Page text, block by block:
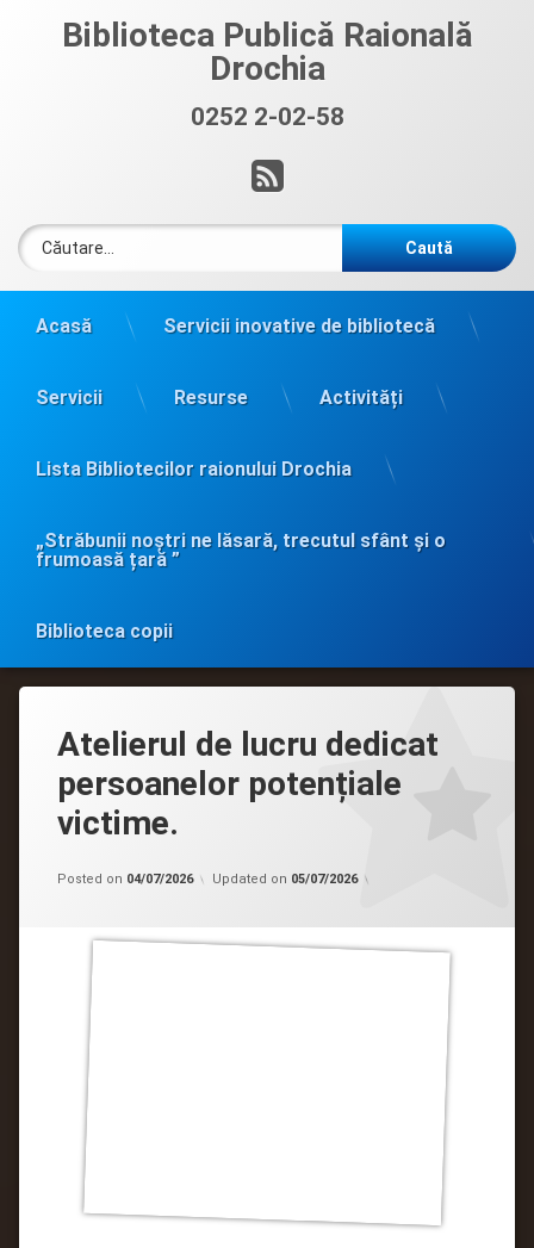
Biblioteca Publică Raională
Drochia
0252 2-02-58
RSS
Caută după:
Acasă Servicii inovative de bibliotecă
Servicii Resurse Activități
Lista Bibliotecilor raionului Drochia
„Străbunii noștri ne lăsară, trecutul sfânt și o
frumoasă țară ”
Biblioteca copii
Atelierul de lucru dedicat
persoanelor potențiale
victime.
Posted on 04/07/2026 Updated on 05/07/2026
public,